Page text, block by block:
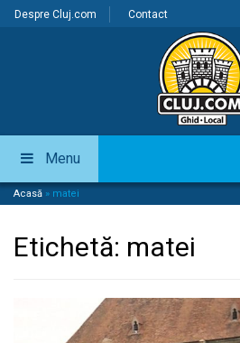
Despre Cluj.com Contact
Menu
Acasă » matei
Etichetă: matei